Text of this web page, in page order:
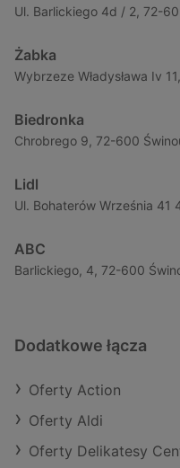
Ul. Barlickiego 4d / 2, 72-
Żabka
Wybrzeze Władysława Iv
Biedronka
Chrobrego 9, 72-600
Lidl
Ul. Bohaterów Września 41
ABC
Barlickiego, 4, 72-600
Dodatkowe łącza
Oferty Action
Oferty Aldi
Oferty Delikatesy